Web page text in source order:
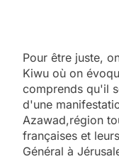
Pour être juste,
Kiwu où on
comprends qu'il
d'une
Azawad,région
françaises et
Général à